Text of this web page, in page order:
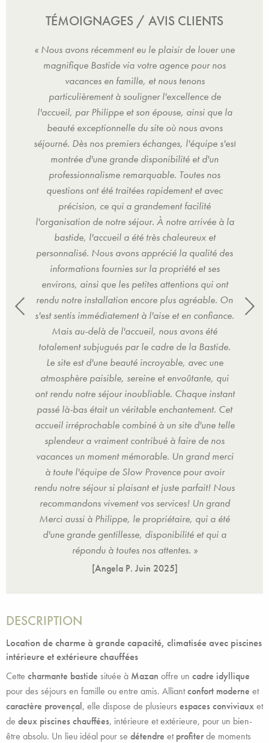
TÉMOIGNAGES / AVIS CLIENTS
On
« Nous avons récemment eu le plaisir de louer une
magnifique Bastide via votre agence pour nos
vacances en famille, et nous tenons
particulièrement à souligner l'excellence de
l'accueil, par Philippe et son épouse, ainsi que la
beauté exceptionnelle du site où nous avons
séjourné. Dès nos premiers échanges, l'équipe s'est
montrée d'une grande disponibilité et d'un
professionnalisme remarquable. Toutes nos
questions ont été traitées rapidement et avec
précision, ce qui a grandement facilité
l'organisation de notre séjour. À notre arrivée à la
bastide, l'accueil a été très chaleureux et
personnalisé. Nous avons apprécié la qualité des
informations fournies sur la propriété et ses
environs, ainsi que les petites attentions qui ont
rendu notre installation encore plus agréable. On
s'est sentis immédiatement à l'aise et en confiance.
Mais au-delà de l'accueil, nous avons été
totalement subjugués par le cadre de la Bastide.
Le site est d'une beauté incroyable, avec une
atmosphère paisible, sereine et envoûtante, qui
ont rendu notre séjour inoubliable. Chaque instant
passé là-bas était un véritable enchantement. Cet
accueil irréprochable combiné à un site d'une telle
splendeur a vraiment contribué à faire de nos
vacances un moment mémorable. Un grand merci
à toute l'équipe de Slow Provence pour avoir
rendu notre séjour si plaisant et juste parfait! Nous
recommandons vivement vos services! Un grand
Merci aussi à Philippe, le propriétaire, qui a été
d'une grande gentillesse, disponibilité et qui a
répondu à toutes nos attentes. »
[Angela P. Juin 2025]
s'est
DESCRIPTION
Location de charme à grande capacité, climatisée avec piscines
intérieure et extérieure chauffées
Cette charmante bastide située à Mazan offre un cadre idyllique
pour des séjours en famille ou entre amis. Alliantconfort moderne et
caractère provençal, elle dispose de plusieurs espaces conviviauxet
de deux piscines chauffées, intérieure et extérieure, pour un bien-
être absolu. Un lieu idéal pour se détendre etprofiterde moments